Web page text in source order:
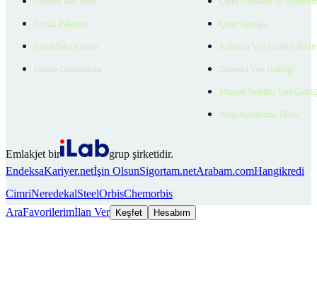
Üyelik Paketleri
EmlakZeka Asistan
Uzman Danışmanlar
Çerez Ayarları
Kullanıcı Veri Gizliliği
Ziyaretçi Veri Gizliliği
Müşteri Yetkilisi Veri
Aday Aydınlatma Metni
Emlakjet bir
grup şirketidir.
EndeksaKariyer.netİşin OlsunSigortam.netArabam.comHangikredi
CimriNeredekalSteelOrbisChemorbis
AraFavorilerimİlan Ver Keşfet Hesabım